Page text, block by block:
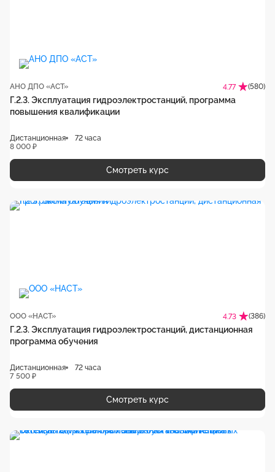
АНО ДПО «АСТ» 4.77 (580)
Г.2.3. Эксплуатация гидроэлектростанций, программа
повышения квалификации
Дистанционная
72 часа
8 000 ₽
Смотреть курс
ООО «НАСТ» 4.73 (386)
Г.2.3. Эксплуатация гидроэлектростанций, дистанционная
программа обучения
Дистанционная
72 часа
7 500 ₽
Смотреть курс